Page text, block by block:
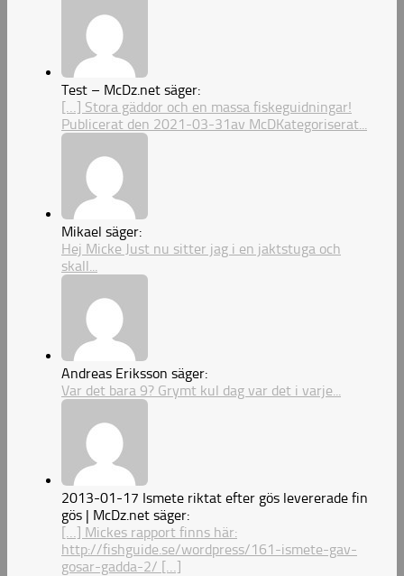
Test – McDz.net säger:
[…] Stora gäddor och en massa fiskeguidningar!
Publicerat den 2021-03-31av McDKategoriserat...
Mikael säger:
Hej Micke Just nu sitter jag i en jaktstuga och
skall...
Andreas Eriksson säger:
Var det bara 9? Grymt kul dag var det i varje...
2013-01-17 Ismete riktat efter gös levererade fin
gös | McDz.net säger:
[…] Mickes rapport finns här:
http://fishguide.se/wordpress/161-ismete-gav-
gosar-gadda-2/ […]